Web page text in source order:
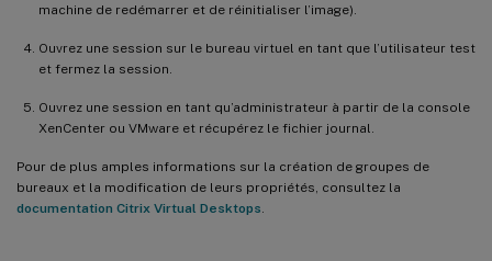
machine de redémarrer et de réinitialiser l’image).
Ouvrez une session sur le bureau virtuel en tant que l’utilisateur test
et fermez la session.
Ouvrez une session en tant qu’administrateur à partir de la console
XenCenter ou VMware et récupérez le fichier journal.
Pour de plus amples informations sur la création de groupes de
bureaux et la modification de leurs propriétés, consultez la
documentation Citrix Virtual Desktops